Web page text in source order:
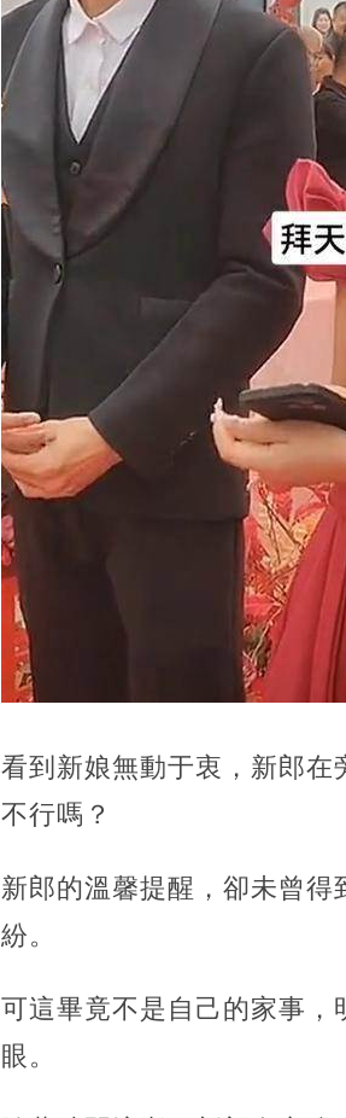
看到新娘無動于衷，新郎在
不行嗎？
新郎的溫馨提醒，卻未曾
紛。
可這畢竟不是自己的家事
眼。